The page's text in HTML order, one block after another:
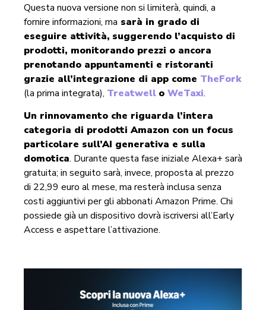
Questa nuova versione non si limiterà, quindi, a
fornire informazioni, ma sarà in grado di
eseguire attività, suggerendo l’acquisto di
prodotti, monitorando prezzi o ancora
prenotando appuntamenti e ristoranti
grazie all’integrazione di app come TheFork
(la prima integrata), Treatwell o WeTaxi.
Un rinnovamento che riguarda l’intera
categoria di prodotti Amazon con un focus
particolare sull’AI generativa e sulla
domotica. Durante questa fase iniziale Alexa+ sarà
gratuita; in seguito sarà, invece, proposta al prezzo
di 22,99 euro al mese, ma resterà inclusa senza
costi aggiuntivi per gli abbonati Amazon Prime. Chi
possiede già un dispositivo dovrà iscriversi all’Early
Access e aspettare l’attivazione.